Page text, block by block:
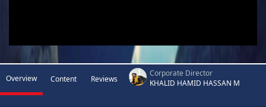
Overview Content Reviews
Corporate Director
KHALID HAMID HASSAN M